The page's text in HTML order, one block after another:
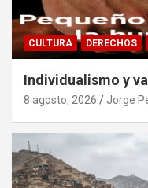
CULTURA DERECHOS
Individualismo y
8 agosto, 2026 Jorge